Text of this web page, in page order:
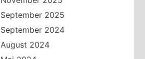
September 2025
September 2024
August 2024